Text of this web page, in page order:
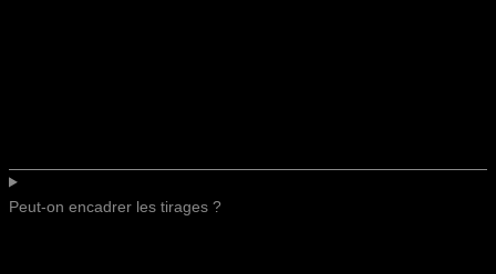
Peut-on encadrer les tirages ?